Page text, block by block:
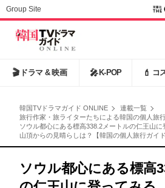
Group Site
🎬 ドラマ & 映画 🎤 K-POP 💄 コ
韓国TVドラマガイド ONLINE
連載一覧
旅行作家・旅ライターたちによる韓国の個人旅
ソウル都心にある標高338.2メートルの仁王山に
山頂からの見晴らしは？【韓国の個人旅行ガイ
ソウル都心にある標高